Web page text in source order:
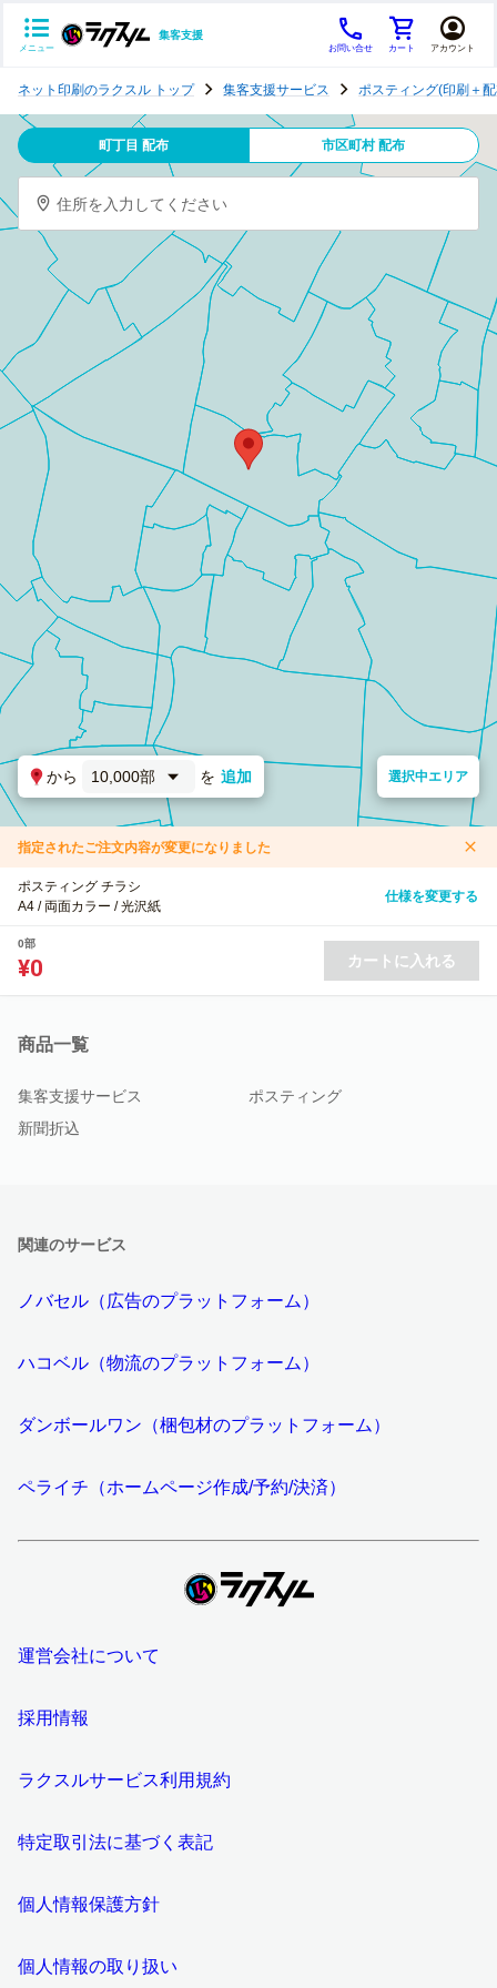
メニュー
集客支援
お問い合せ カート アカウント
テ
ン
グ
ネット印刷のラクスル トップ 集客支援サービス ポスティング(印刷＋
町丁目 配布 市区町村 配布
住所を入力してください
から 10,000部 を 追加 選択中エリア
指定されたご注文内容が変更になりました
ポスティング チラシ
A4 / 両面カラー / 光沢紙
仕様を変更する
0部
¥0 カートに入れる
商品一覧
集客支援サービス
ポスティング
新聞折込
関連のサービス
ノバセル（広告のプラットフォーム）
ハコベル（物流のプラットフォーム）
ダンボールワン（梱包材のプラットフォーム）
ペライチ（ホームページ作成/予約/決済）
運営会社について
採用情報
ラクスルサービス利用規約
特定取引法に基づく表記
個人情報保護方針
個人情報の取り扱い